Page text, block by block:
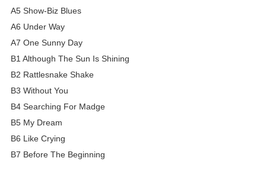
A5 Show-Biz Blues
A6 Under Way
A7 One Sunny Day
B1 Although The Sun Is Shining
B2 Rattlesnake Shake
B3 Without You
B4 Searching For Madge
B5 My Dream
B6 Like Crying
B7 Before The Beginning